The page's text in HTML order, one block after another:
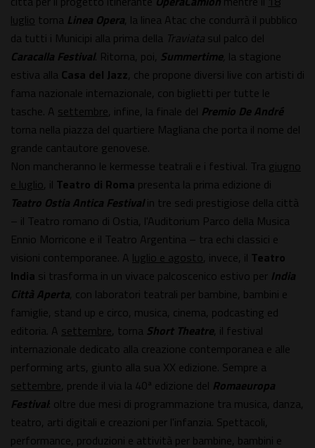
luglio torna Linea Opera, la linea Atac che condurrà il pubblico
da tutti i Municipi alla prima della Traviata sul palco del
Caracalla Festival. Ritorna, poi, Summertime la stagione
estiva alla Casa del Jazz, che propone diversi live con artisti di
fama nazionale internazionale, con biglietti per tutte le
tasche. A settembre, infine, la finale del Premio De André
torna nella piazza del quartiere Magliana che porta il nome del
grande cantautore genovese.
Non mancheranno le kermesse teatrali e i festival. Tra giugno
e luglio, il Teatro di Roma presenta la prima edizione di
Teatro Ostia Antica Festivalin tre sedi prestigiose della città
– il Teatro romano di Ostia, l'Auditorium Parco della Musica
Ennio Morricone e il Teatro Argentina – tra echi classici e
visioni contemporanee. A luglio e agosto, invece, il Teatro
India si trasforma in un vivace palcoscenico estivo per India
Città Aperta, con laboratori teatrali per bambine, bambini e
famiglie, stand up e circo, musica, cinema, podcasting ed
editoria. A settembre, torna Short Theatre, il festival
internazionale dedicato alla creazione contemporanea e alle
performing arts, giunto alla sua XX edizione. Sempre a
settembre, prende il via la 40ª edizione del Romaeuropa
Festival: oltre due mesi di programmazione tra musica, danza,
teatro, arti digitali e creazioni per l'infanzia. Spettacoli,
performance, produzioni e attività per bambine, bambini e